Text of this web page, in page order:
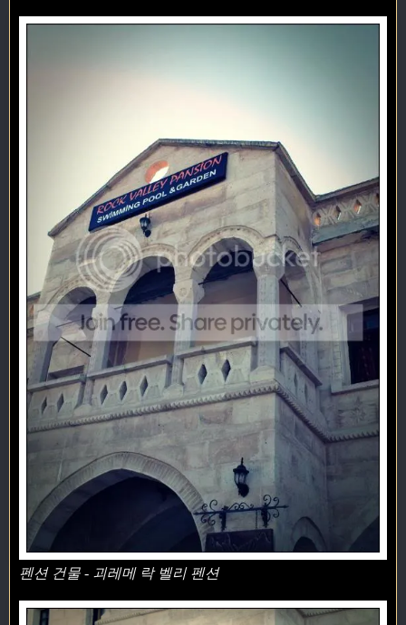
펜션 건물 - 괴레메 락 벨리 펜션